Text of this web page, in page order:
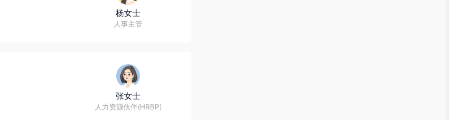
杨女士
人事主管
张女士
人力资源伙伴(HRBP)